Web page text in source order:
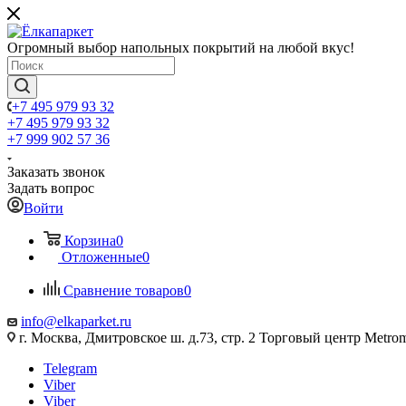
Огромный выбор напольных покрытий на любой вкус!
+7 495 979 93 32
+7 495 979 93 32
+7 999 902 57 36
Заказать звонок
Задать вопрос
Войти
Корзина0
Отложенные0
Сравнение товаров0
info@elkaparket.ru
г. Москва, Дмитровское ш. д.73, стр. 2 Торговый центр
Telegram
Viber
Viber